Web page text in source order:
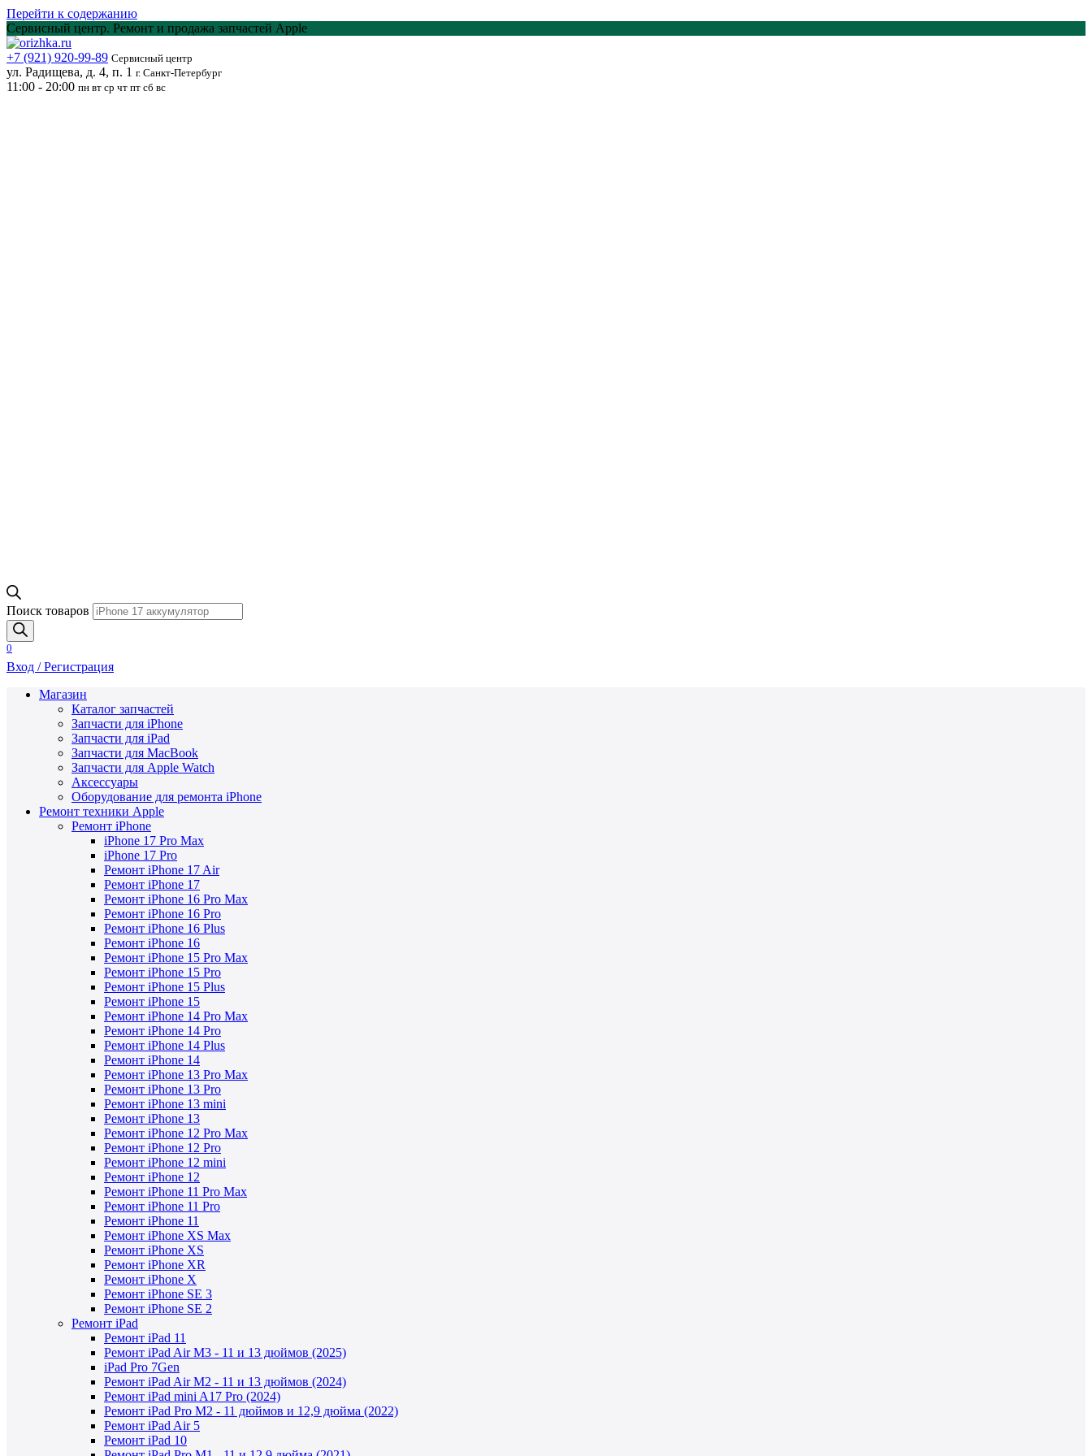
Перейти к содержанию
Сервисный центр. Ремонт и продажа запчастей Apple
+7 (921) 920-99-89 Сервисный центр
ул. Радищева, д. 4, п. 1 г. Санкт-Петербург
11:00 - 20:00 пн вт ср чт пт сб вс
Поиск товаров
0
Вход / Регистрация
Магазин
Каталог запчастей
Запчасти для iPhone
Запчасти для iPad
Запчасти для MacBook
Запчасти для Apple Watch
Аксессуары
Оборудование для ремонта iPhone
Ремонт техники Apple
Ремонт iPhone
iPhone 17 Pro Max
iPhone 17 Pro
Ремонт iPhone 17 Air
Ремонт iPhone 17
Ремонт iPhone 16 Pro Max
Ремонт iPhone 16 Pro
Ремонт iPhone 16 Plus
Ремонт iPhone 16
Ремонт iPhone 15 Pro Max
Ремонт iPhone 15 Pro
Ремонт iPhone 15 Plus
Ремонт iPhone 15
Ремонт iPhone 14 Pro Max
Ремонт iPhone 14 Pro
Ремонт iPhone 14 Plus
Ремонт iPhone 14
Ремонт iPhone 13 Pro Max
Ремонт iPhone 13 Pro
Ремонт iPhone 13 mini
Ремонт iPhone 13
Ремонт iPhone 12 Pro Max
Ремонт iPhone 12 Pro
Ремонт iPhone 12 mini
Ремонт iPhone 12
Ремонт iPhone 11 Pro Max
Ремонт iPhone 11 Pro
Ремонт iPhone 11
Ремонт iPhone XS Max
Ремонт iPhone XS
Ремонт iPhone XR
Ремонт iPhone X
Ремонт iPhone SE 3
Ремонт iPhone SE 2
Ремонт iPad
Ремонт iPad 11
Ремонт iPad Air M3 - 11 и 13 дюймов (2025)
iPad Pro 7Gen
Ремонт iPad Air M2 - 11 и 13 дюймов (2024)
Ремонт iPad mini A17 Pro (2024)
Ремонт iPad Pro M2 - 11 дюймов и 12,9 дюйма (2022)
Ремонт iPad Air 5
Ремонт iPad 10